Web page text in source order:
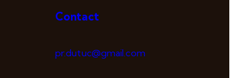
Contact
pr.dutuc@gmail.com